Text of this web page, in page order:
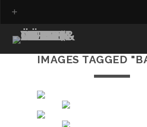
IMAGES TAGGED